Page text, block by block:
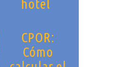
hotel
CPOR:
Cómo